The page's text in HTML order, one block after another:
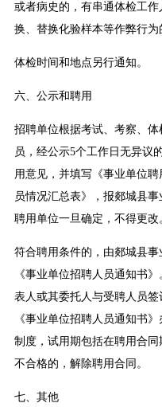
或者病史的，有串通体检工
换、替换化验样本等作弊行为
体检时间和地点另行通知。
六、公示和聘用
招聘单位根据考试、考察、
员，经公示5个工作日无异议
用意见，并填写《事业单位
员情况汇总表》，报郯城县
聘用单位一旦确定，不得更改
符合聘用条件的，由郯城县
《事业单位招聘人员通知书
表人或其委托人与受聘人员
《事业单位招聘人员通知书
制度，试用期包括在聘用合同
不合格的，解除聘用合同。
七、其他